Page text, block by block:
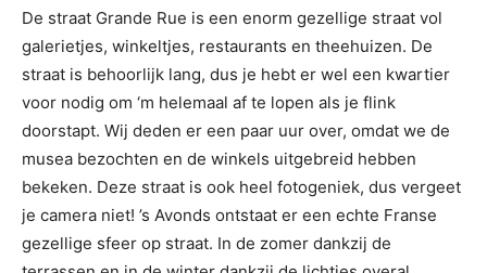
De straat Grande Rue is een enorm gezellige straat vol
galerietjes, winkeltjes, restaurants en theehuizen. De
straat is behoorlijk lang, dus je hebt er wel een kwartier
voor nodig om ‘m helemaal af te lopen als je flink
doorstapt. Wij deden er een paar uur over, omdat we de
musea bezochten en de winkels uitgebreid hebben
bekeken. Deze straat is ook heel fotogeniek, dus vergeet
je camera niet! ’s Avonds ontstaat er een echte Franse
gezellige sfeer op straat. In de zomer dankzij de